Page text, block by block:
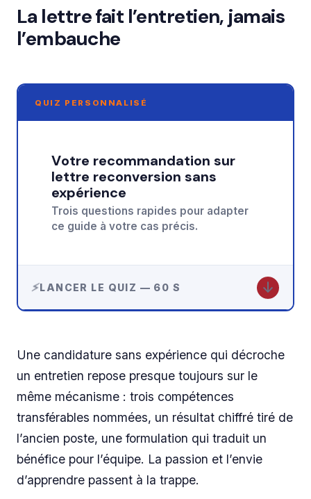
La lettre fait l’entretien, jamais
l’embauche
QUIZ PERSONNALISÉ
Votre recommandation sur
lettre reconversion sans
expérience
Trois questions rapides pour adapter
ce guide à votre cas précis.
LANCER LE QUIZ — 60 S ↓
Une candidature sans expérience qui décroche
un entretien repose presque toujours sur le
même mécanisme : trois compétences
transférables nommées, un résultat chiffré tiré de
l’ancien poste, une formulation qui traduit un
bénéfice pour l’équipe. La passion et l’envie
d’apprendre passent à la trappe.